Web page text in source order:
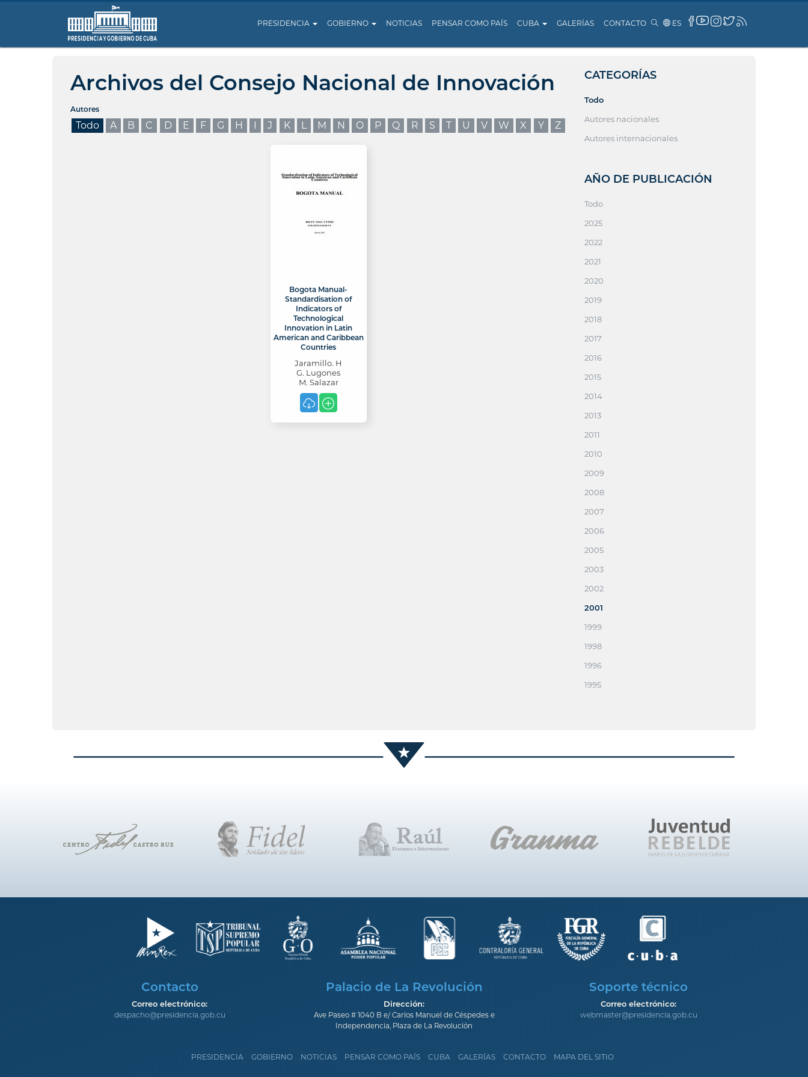
PRESIDENCIA GOBIERNO NOTICIAS PENSAR COMO PAÍS CUBA GALERÍAS CONTACTO ES
Archivos del Consejo Nacional de Innovación
Autores
Todo A B C D E F G H I J K L M N O P Q R S T U V W X Y Z
Bogota Manual-
Standardisation of
Indicators of
Technological
Innovation in Latin
American and Caribbean
Countries
Jaramillo. H
G. Lugones
M. Salazar
CATEGORÍAS
Todo
Autores nacionales
Autores internacionales
AÑO DE PUBLICACIÓN
Todo
2025
2022
2021
2020
2019
2018
2017
2016
2015
2014
2013
2011
2010
2009
2008
2007
2006
2005
2003
2002
2001
1999
1998
1996
1995
Contacto
Correo electrónico:
despacho@presidencia.gob.cu
Palacio de La Revolución
Dirección:
Ave Paseo # 1040 B e/ Carlos Manuel de Céspedes e
Independencia, Plaza de La Revolución
Soporte técnico
Correo electrónico:
webmaster@presidencia.gob.cu
PRESIDENCIA GOBIERNO NOTICIAS PENSAR COMO PAÍS CUBA GALERÍAS CONTACTO MAPA DEL SITIO